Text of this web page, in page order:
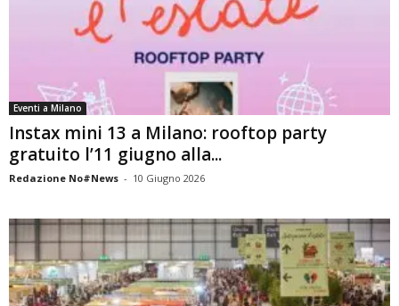
Eventi a Milano
Instax mini 13 a Milano: rooftop party
gratuito l’11 giugno alla...
Redazione No#News - 10 Giugno 2026